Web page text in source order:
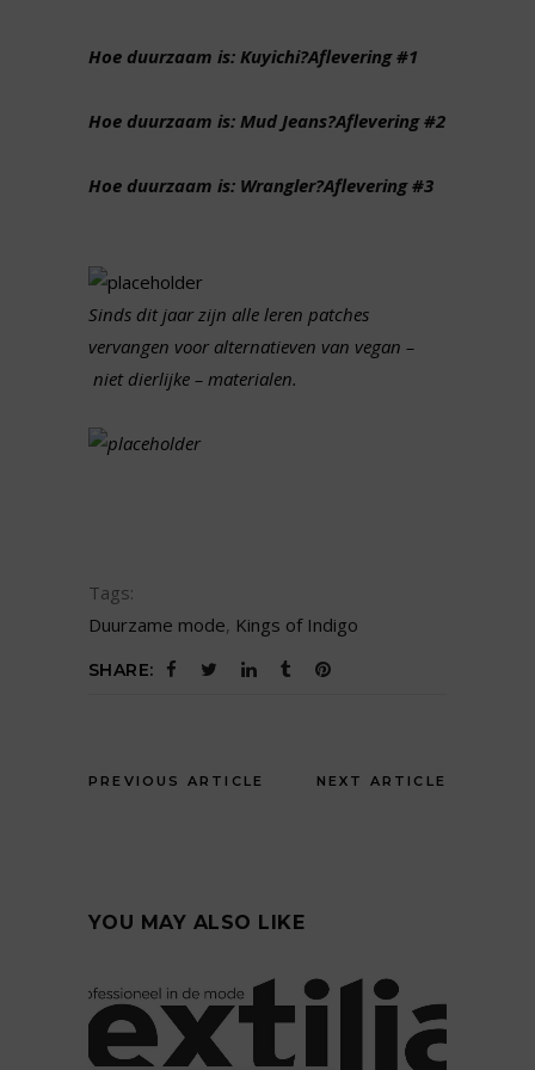
Hoe duurzaam is: Kuyichi?Aflevering #1
Hoe duurzaam is: Mud Jeans?Aflevering #2
Hoe duurzaam is: Wrangler?Aflevering #3
Sinds dit jaar zijn alle leren patches
vervangen voor alternatieven van vegan –
niet dierlijke – materialen.
Tags:
Duurzame mode, Kings of Indigo
SHARE:
PREVIOUS ARTICLE NEXT ARTICLE
YOU MAY ALSO LIKE